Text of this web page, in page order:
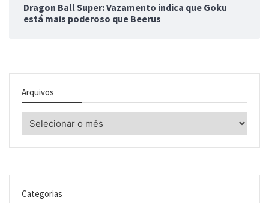
Dragon Ball Super: Vazamento indica que Goku
está mais poderoso que Beerus
Arquivos
Arquivos
Categorias